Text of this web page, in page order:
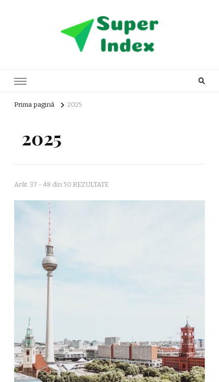
Prima pagină 2025
2025
Arăt: 37 - 48 din 50 REZULTATE